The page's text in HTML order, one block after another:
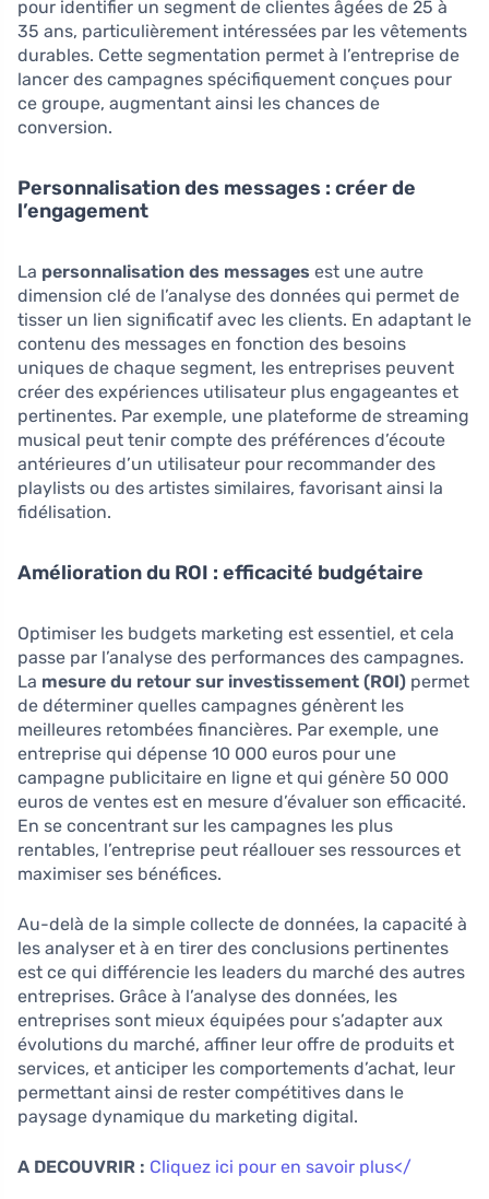
pour identifier un segment de clientes âgées de 25 à
35 ans, particulièrement intéressées par les vêtements
durables. Cette segmentation permet à l’entreprise de
lancer des campagnes spécifiquement conçues pour
ce groupe, augmentant ainsi les chances de
conversion.
Personnalisation des messages : créer de
l’engagement
La personnalisation des messages est une autre
dimension clé de l’analyse des données qui permet de
tisser un lien significatif avec les clients. En adaptant le
contenu des messages en fonction des besoins
uniques de chaque segment, les entreprises peuvent
créer des expériences utilisateur plus engageantes et
pertinentes. Par exemple, une plateforme de streaming
musical peut tenir compte des préférences d’écoute
antérieures d’un utilisateur pour recommander des
playlists ou des artistes similaires, favorisant ainsi la
fidélisation.
Amélioration du ROI : efficacité budgétaire
Optimiser les budgets marketing est essentiel, et cela
passe par l’analyse des performances des campagnes.
La mesure du retour sur investissement (ROI) permet
de déterminer quelles campagnes génèrent les
meilleures retombées financières. Par exemple, une
entreprise qui dépense 10 000 euros pour une
campagne publicitaire en ligne et qui génère 50 000
euros de ventes est en mesure d’évaluer son efficacité.
En se concentrant sur les campagnes les plus
rentables, l’entreprise peut réallouer ses ressources et
maximiser ses bénéfices.
Au-delà de la simple collecte de données, la capacité à
les analyser et à en tirer des conclusions pertinentes
est ce qui différencie les leaders du marché des autres
entreprises. Grâce à l’analyse des données, les
entreprises sont mieux équipées pour s’adapter aux
évolutions du marché, affiner leur offre de produits et
services, et anticiper les comportements d’achat, leur
permettant ainsi de rester compétitives dans le
paysage dynamique du marketing digital.
A DECOUVRIR : Cliquez ici pour en savoir plus</